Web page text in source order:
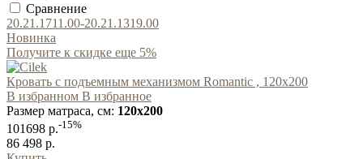
Сравнение
20.21.1711.00-20.21.1319.00
Новинка
Получите к скидке еще 5%
Кровать с подъемным механизмом Romantic , 120х200
В избранном В избранное
Размер матраса, см: 120x200
101698 р.-15%
86 498 р.